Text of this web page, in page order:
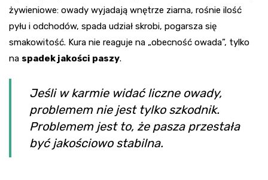
żywieniowe: owady wyjadają wnętrze ziarna, rośnie ilość
pyłu i odchodów, spada udział skrobi, pogarsza się
smakowitość. Kura nie reaguje na „obecność owada”, tylko
na spadek jakości paszy.
Jeśli w karmie widać liczne owady,
problemem nie jest tylko szkodnik.
Problemem jest to, że pasza przestała
być jakościowo stabilna.